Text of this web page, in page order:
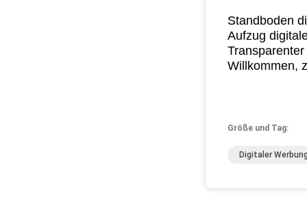
Standboden
Aufzug
Willkommen,
Größe und Tag:
Digitaler